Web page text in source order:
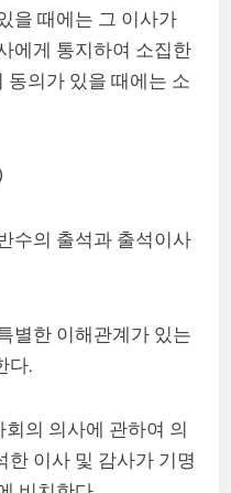
을 때에는 그 이사가
에게 통지하여 소집한
동의가 있을 때에는 소
수의 출석과 출석이사
별한 이해관계가 있는
다.
의 의사에 관하여 의
한 이사 및 감사가 기명